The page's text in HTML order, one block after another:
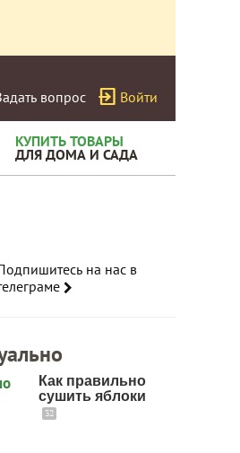
вопрос Войти
КУПИТЬ ТОВАРЫ
ДЛЯ ДОМА И САДА
на нас в
Как правильно
сушить яблоки
32